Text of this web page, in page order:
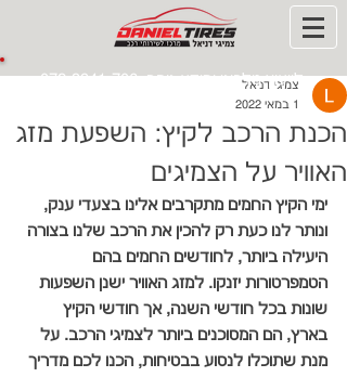
הכנת הרכב לקיץ: השפעת מזג
האוויר על הצמיגים
צמיגי דניאל
1 במאי 2022
ימי הקיץ החמים מתקרבים אלינו בצעדי ענק,
ונותר לנו כעת רק להכין את הרכב שלנו בצורה
היעילה ביותר, לחודשים החמים בהם
הטמפרטורות יזנקו. למזג האוויר ישנן השפעות
שונות בכל חודשי השנה, אך חודשי הקיץ
בארץ, הם המסוכנים ביותר לצמיגי הרכב. על
מנת שתוכלו לנסוע בבטיחות, הכנו לכם מדריך
לייעוץ טלפוני ומידע נוסף:072-3941-706